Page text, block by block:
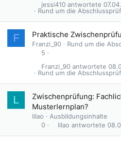
Rund um die
jessi410
F Praktische
Franzi_90
Rund um die
5
Rund um die
Franzi_90
L
Zwischenprüfung:
Musterlernplan?
lilao
Ausbildungsinhalte
0
lilao